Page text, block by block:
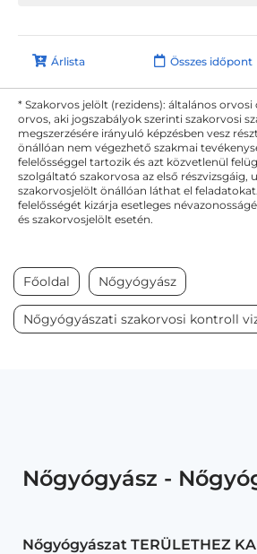
Árlista Összes időpont
* Szakorvos jelölt (rezidens): általános
orvos, aki jogszabályok szerinti szakorvosi
megszerzésére irányuló képzésben vesz
önállóan nem végezhető szakmai
felelősséggel tartozik és azt közvetlenül
szolgáltató szakorvosa az első részvizsgáig,
szakorvosjelölt önállóan láthat el
felelősségét kizárja esetleges
és szakorvosjelölt esetén.
Főoldal Nőgyógyász
Nőgyógyászati szakorvosi kontroll
Nőgyógyász -
Nőgyógyászat TERÜLETHEZ